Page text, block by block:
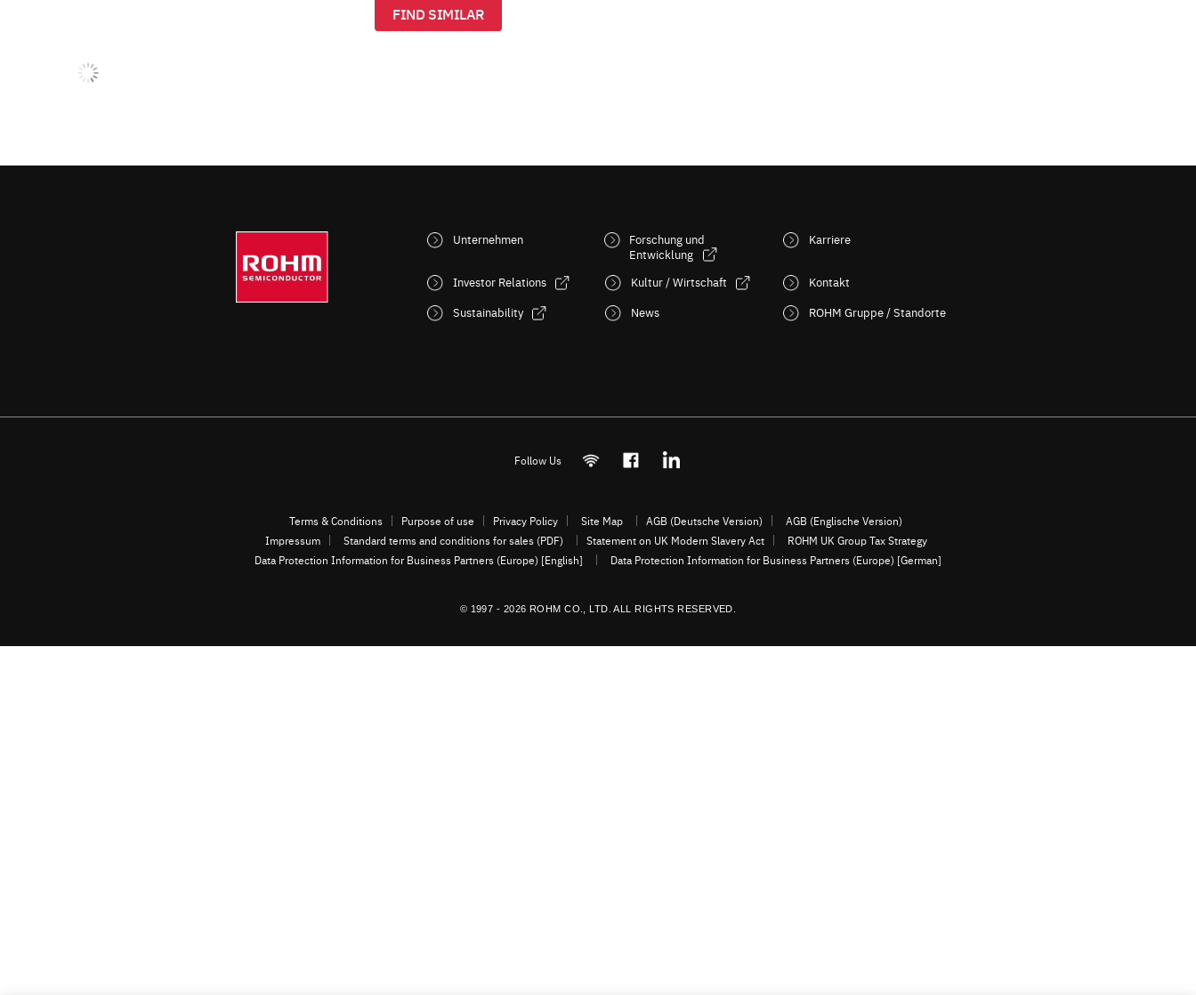
FIND SIMILAR
Unternehmen
Investor Relations
Sustainability
Forschung und
Entwicklung
Kultur / Wirtschaft
News
Karriere
Kontakt
ROHM Gruppe / Standorte
Follow Us
Terms & Conditions Purpose of use Privacy Policy Site Map AGB (Deutsche Version)
AGB (Englische Version)
Impressum
Standard terms and conditions for sales (PDF) Statement on UK Modern Slavery Act
ROHM UK Group Tax Strategy
Data Protection Information for Business Partners (Europe) [English]
Data Protection Information for Business Partners (Europe) [German]
© 1997 - 2026 ROHM CO., LTD. ALL RIGHTS RESERVED.